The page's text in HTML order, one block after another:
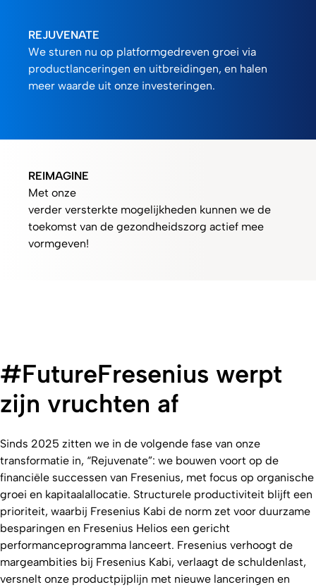
REJUVENATE
We sturen nu op platformgedreven groei via
productlanceringen en uitbreidingen, en halen
meer waarde uit onze investeringen.
REIMAGINE
Met onze
verder versterkte mogelijkheden kunnen we de
toekomst van de gezondheidszorg actief mee
vormgeven!
#FutureFresenius werpt
zijn vruchten af
Sinds 2025 zitten we in de volgende fase van onze
transformatie in, “Rejuvenate”: we bouwen voort op de
financiële successen van Fresenius, met focus op organische
groei en kapitaalallocatie. Structurele productiviteit blijft een
prioriteit, waarbij Fresenius Kabi de norm zet voor duurzame
besparingen en Fresenius Helios een gericht
performanceprogramma lanceert. Fresenius verhoogt de
margeambities bij Fresenius Kabi, verlaagt de schuldenlast,
versnelt onze productpijplijn met nieuwe lanceringen en